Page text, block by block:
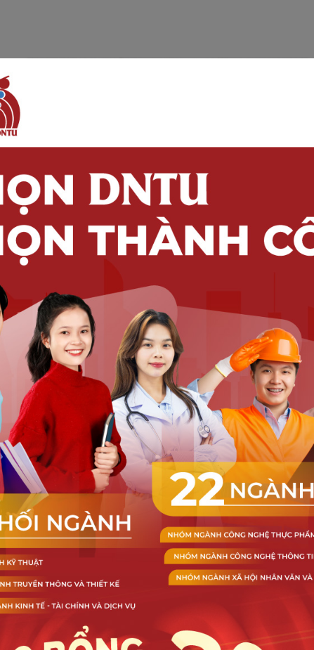
TUYỂN DỤNG
năm 2025
SINH VIÊN DNTU
Thông báo Về việc xét duyệt và
trao tặng học bổng Mirinda năm
2025